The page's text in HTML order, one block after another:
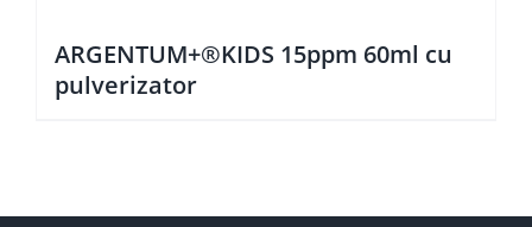
ARGENTUM+®KIDS 15ppm 60ml cu
pulverizator